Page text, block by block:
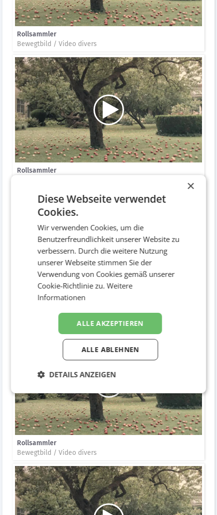
Rollsammler
Bewegtbild / Video divers
Rollsammler
Bewegtbild / Video divers
Rollsammler
Bewegtbild / Video divers
×
Diese Webseite verwendet
Cookies.
Wir verwenden Cookies, um die
Benutzerfreundlichkeit unserer Website zu
verbessern. Durch die weitere Nutzung
unserer Webseite stimmen Sie der
Verwendung von Cookies gemäß unserer
Cookie-Richtlinie zu.Weitere
Informationen
ALLE AKZEPTIEREN
ALLE ABLEHNEN
DETAILS ANZEIGEN